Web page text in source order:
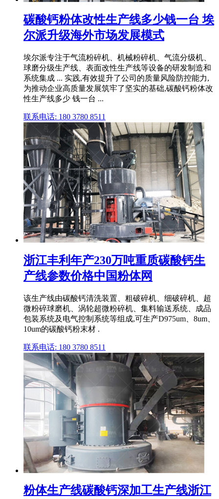
碳酸钙粉体改性生产线多少钱一台 埃
尔派升级海外市场发展模式
埃尔派专注于气流粉碎机、机械粉碎机、气流分级机、
球磨分级生产线、表面改性生产线等设备的研发制造和
系统集成 ... 实践,有效提升了公司的质量风险防控能力,
为推动企业高质量发展筑牢了坚实的基础,碳酸钙粉体改
性生产线多少 钱一台 ...
联系电话: 180 3780 8511
浙江丰利年产230万吨重质碳酸钙生
产线参数价格中国粉体网
该生产线由碳酸钙清洗装置、粗破碎机、细破碎机、超
微粉碎球磨机、涡轮超微粉碎机、集料输送系统、成品
包装系统及电气控制系统等组成,可生产D975um、8um、
10um的碳酸钙粉末材 .
联系电话: 180 3780 8511
粉体生产线碳酸钙深加工生产线浙江